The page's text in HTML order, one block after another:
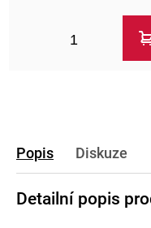
Popis Diskuze
Detailní popis